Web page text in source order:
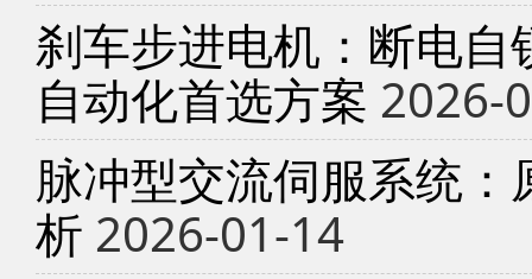
刹车步进电机：断电
自动化首选方案 2026-
脉冲型交流伺服系统
析 2026-01-14